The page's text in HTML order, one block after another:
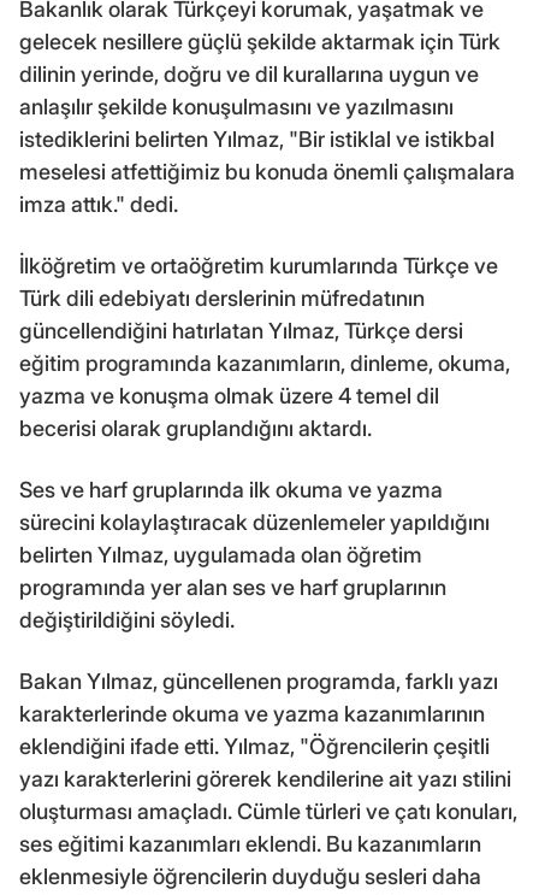
Bakanlık olarak Türkçeyi korumak, yaşatmak ve
gelecek nesillere güçlü şekilde aktarmak için Türk
dilinin yerinde, doğru ve dil kurallarına uygun ve
anlaşılır şekilde konuşulmasını ve yazılmasını
istediklerini belirten Yılmaz, "Bir istiklal ve istikbal
meselesi atfettiğimiz bu konuda önemli çalışmalara
imza attık." dedi.
İlköğretim ve ortaöğretim kurumlarında Türkçe ve
Türk dili edebiyatı derslerinin müfredatının
güncellendiğini hatırlatan Yılmaz, Türkçe dersi
eğitim programında kazanımların, dinleme, okuma,
yazma ve konuşma olmak üzere 4 temel dil
becerisi olarak gruplandığını aktardı.
Ses ve harf gruplarında ilk okuma ve yazma
sürecini kolaylaştıracak düzenlemeler yapıldığını
belirten Yılmaz, uygulamada olan öğretim
programında yer alan ses ve harf gruplarının
değiştirildiğini söyledi.
Bakan Yılmaz, güncellenen programda, farklı yazı
karakterlerinde okuma ve yazma kazanımlarının
eklendiğini ifade etti. Yılmaz, "Öğrencilerin çeşitli
yazı karakterlerini görerek kendilerine ait yazı stilini
oluşturması amaçladı. Cümle türleri ve çatı konuları,
ses eğitimi kazanımları eklendi. Bu kazanımların
eklenmesiyle öğrencilerin duyduğu sesleri daha